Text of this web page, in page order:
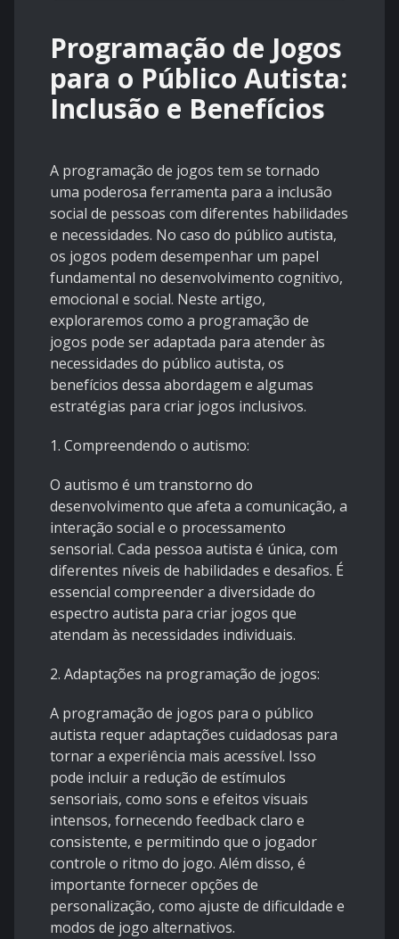
Programação de Jogos
para o Público Autista:
Inclusão e Benefícios
A programação de jogos tem se tornado
uma poderosa ferramenta para a inclusão
social de pessoas com diferentes habilidades
e necessidades. No caso do público autista,
os jogos podem desempenhar um papel
fundamental no desenvolvimento cognitivo,
emocional e social. Neste artigo,
exploraremos como a programação de
jogos pode ser adaptada para atender às
necessidades do público autista, os
benefícios dessa abordagem e algumas
estratégias para criar jogos inclusivos.
1. Compreendendo o autismo:
O autismo é um transtorno do
desenvolvimento que afeta a comunicação, a
interação social e o processamento
sensorial. Cada pessoa autista é única, com
diferentes níveis de habilidades e desafios. É
essencial compreender a diversidade do
espectro autista para criar jogos que
atendam às necessidades individuais.
2. Adaptações na programação de jogos:
A programação de jogos para o público
autista requer adaptações cuidadosas para
tornar a experiência mais acessível. Isso
pode incluir a redução de estímulos
sensoriais, como sons e efeitos visuais
intensos, fornecendo feedback claro e
consistente, e permitindo que o jogador
controle o ritmo do jogo. Além disso, é
importante fornecer opções de
personalização, como ajuste de dificuldade e
modos de jogo alternativos.